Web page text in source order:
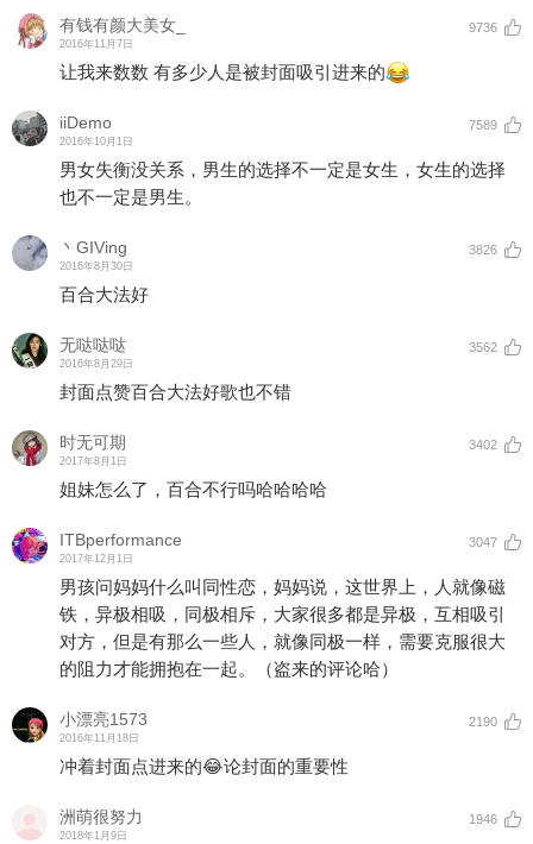
有钱有颜大美女_
2016年11月7日
9736
让我来数数 有多少人是被封面吸引进来的
iiDemo
2016年10月1日
7589
男女失衡没关系，男生的选择不一定是女生，女生的选择
也不一定是男生。
丶GIVing
2016年8月30日
3826
百合大法好
无哒哒哒
2016年8月29日
3562
封面点赞百合大法好歌也不错
时无可期
2017年8月1日
3402
姐妹怎么了，百合不行吗哈哈哈哈
ITBperformance
2017年12月1日
3047
男孩问妈妈什么叫同性恋，妈妈说，这世界上，人就像磁
铁，异极相吸，同极相斥，大家很多都是异极，互相吸引
对方，但是有那么一些人，就像同极一样，需要克服很大
的阻力才能拥抱在一起。（盗来的评论哈）
小漂亮1573
2016年11月18日
2190
冲着封面点进来的😂论封面的重要性
洲萌很努力
2018年1月9日
1946